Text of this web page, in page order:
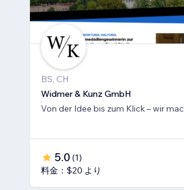
BS, CH
Widmer & Kunz GmbH
Von der Idee bis zum Klick – wir
5.0 (1)
料金：$20 より